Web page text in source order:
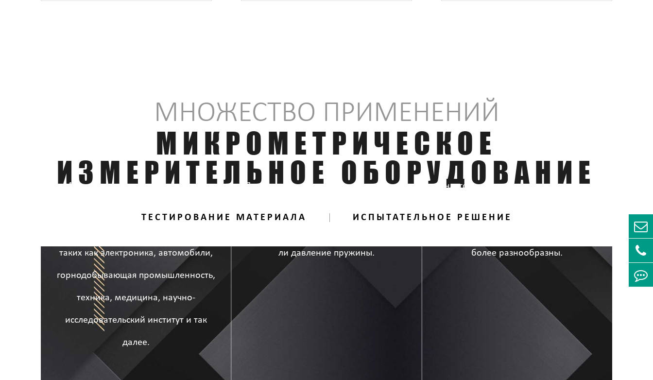
МНОЖЕСТВО ПРИМЕНЕНИЙ
МИКРОМЕТРИЧЕСКОЕ
ИЗМЕРИТЕЛЬНОЕ ОБОРУДОВАНИЕ
ТЕСТИРОВАНИЕ МАТЕРИАЛА ИСПЫТАТЕЛЬНОЕ РЕШЕНИЕ
Машина для испытания крутящего
таких как электроника, автомобили,
горнодобывающая промышленность,
техника, медицина, научно-
исследовательский институт и так
далее.
Пружины играют очень важную роль в
ли давление пружины.
В настоящее время типы электронных
более разнообразны.